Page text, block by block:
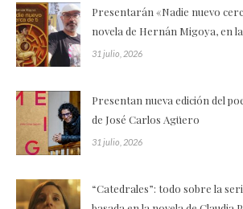
Presentarán «Nadie nuevo
novela de Hernán Migoya, en
31 julio, 2026
Presentan nueva edición del
de José Carlos Agüero
31 julio, 2026
“Catedrales”: todo sobre la